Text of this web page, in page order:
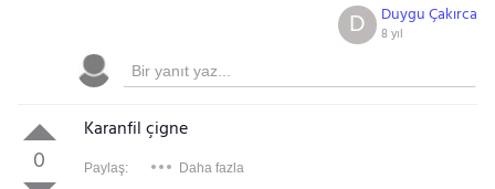
Duygu Çakırca
8 yıl
D
0
Karanfil çigne
Paylaş: Daha fazla